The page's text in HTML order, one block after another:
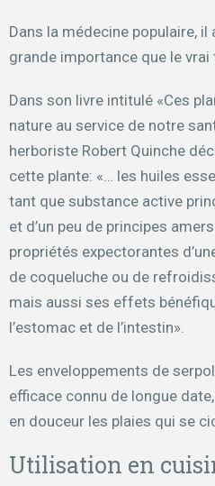
Dans la médecine populaire,
grande importance que le vrai
Dans son livre intitulé «Ces
nature au service de notre
herboriste Robert Quinche
cette plante: «… les huiles
tant que substance active
et d’un peu de principes
propriétés expectorantes
de coqueluche ou de
mais aussi ses effets
l’estomac et de l’intestin».
Les enveloppements de
efficace connu de longue
en douceur les plaies qui se
Utilisation en